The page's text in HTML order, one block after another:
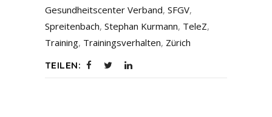
Gesundheitscenter Verband, SFGV,
Spreitenbach, Stephan Kurmann, TeleZ,
Training, Trainingsverhalten, Zürich
TEILEN: